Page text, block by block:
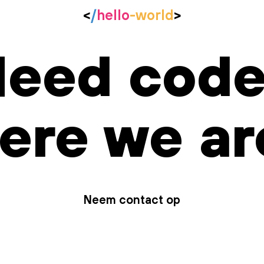
</hello-world>
we
Neem contact op